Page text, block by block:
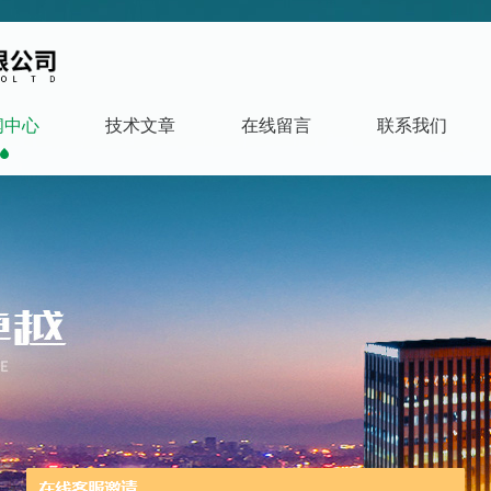
中心 技术文章 在线留言 联系我们